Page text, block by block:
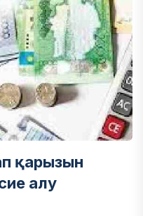
қарызын
алу